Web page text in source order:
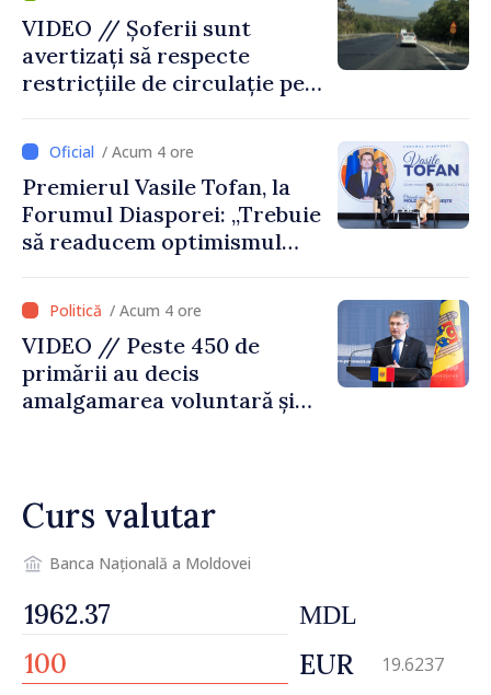
VIDEO // Șoferii sunt
avertizați să respecte
restricțiile de circulație pe
desfășoară lucrări de
reparație/ Acum 4 ore
Premierul Vasile Tofan, la
Forumul Diasporei: „Trebuie
să readucem optimismul
Republica Moldova merge în
direcția corectă”
/ Acum 4 ore
VIDEO // Peste 450 de
primării au decis
amalgamarea voluntară și
depășim blocajele și să dăm o
șansă localităților să se
dezvolte”
Curs valutar
Banca Națională a Moldovei
MDL
EUR 19.6237